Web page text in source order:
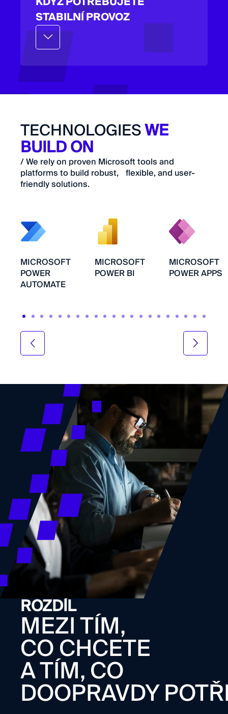
STABILNÍ PROVOZ
Pracujeme s pověřnými nástroji, na
které je spolehnutí.
TECHNOLOGIESWE
BUILD ON
/ We rely on proven Microsoft tools and
platforms to build robust, flexible, and user-
friendly solutions.
MICROSOFT
POWER
AUTOMATE
MICROSOFT
POWER BI
MICROSOFT
POWER APPS
ROZDÍL
MEZI TÍM,
CO CHCETE
A TÍM, CO
DOOPRAVDY